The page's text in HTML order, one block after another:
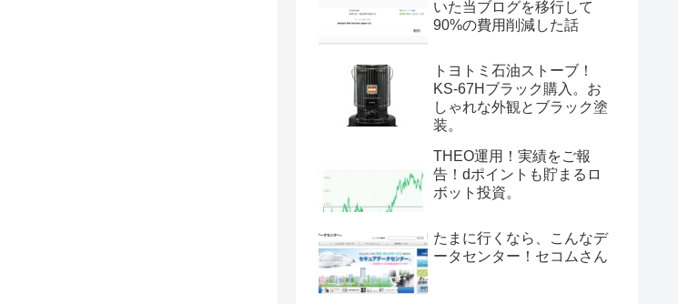
いた当ブログを移行して
90%の費用削減した話
トヨトミ石油ストーブ！
KS-67Hブラック購入。お
しゃれな外観とブラック塗
装。
THEO運用！実績をご報
告！dポイントも貯まるロ
ボット投資。
たまに行くなら、こんなデ
ータセンター！セコムさん